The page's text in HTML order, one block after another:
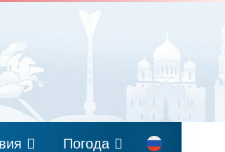
Погода